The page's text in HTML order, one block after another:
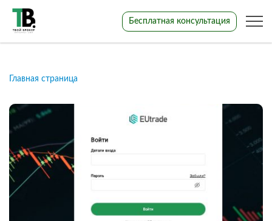
Бесплатная консультация
Главная страница